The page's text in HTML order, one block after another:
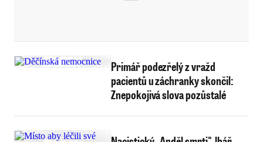
Primář podezřelý z vražd
pacientů u záchranky skončil:
Znepokojivá slova pozůstalé